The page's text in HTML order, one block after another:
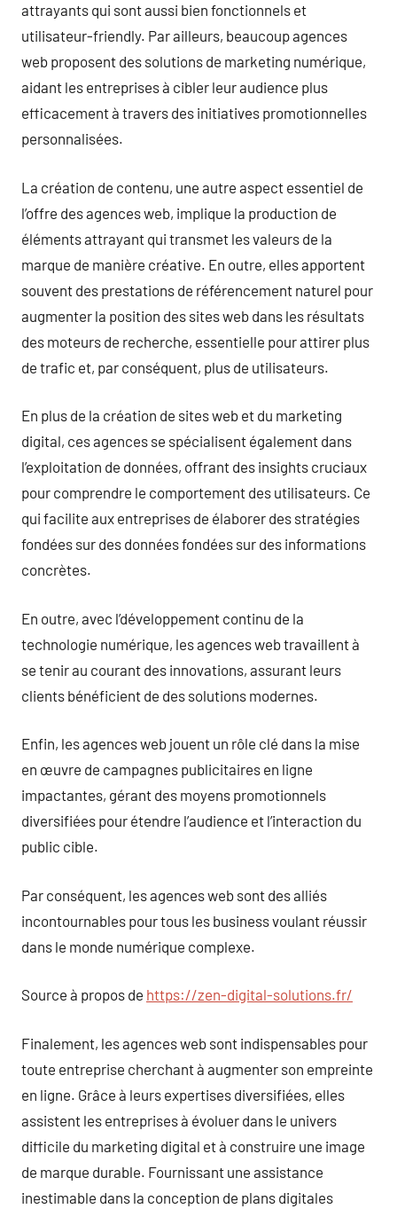
attrayants qui sont aussi bien fonctionnels et
utilisateur-friendly. Par ailleurs, beaucoup agences
web proposent des solutions de marketing numérique,
aidant les entreprises à cibler leur audience plus
efficacement à travers des initiatives promotionnelles
personnalisées.
La création de contenu, une autre aspect essentiel de
l’offre des agences web, implique la production de
éléments attrayant qui transmet les valeurs de la
marque de manière créative. En outre, elles apportent
souvent des prestations de référencement naturel pour
augmenter la position des sites web dans les résultats
des moteurs de recherche, essentielle pour attirer plus
de trafic et, par conséquent, plus de utilisateurs.
En plus de la création de sites web et du marketing
digital, ces agences se spécialisent également dans
l’exploitation de données, offrant des insights cruciaux
pour comprendre le comportement des utilisateurs. Ce
qui facilite aux entreprises de élaborer des stratégies
fondées sur des données fondées sur des informations
concrètes.
En outre, avec l’développement continu de la
technologie numérique, les agences web travaillent à
se tenir au courant des innovations, assurant leurs
clients bénéficient de des solutions modernes.
Enfin, les agences web jouent un rôle clé dans la mise
en œuvre de campagnes publicitaires en ligne
impactantes, gérant des moyens promotionnels
diversifiées pour étendre l’audience et l’interaction du
public cible.
Par conséquent, les agences web sont des alliés
incontournables pour tous les business voulant réussir
dans le monde numérique complexe.
Source à propos de https://zen-digital-solutions.fr/
Finalement, les agences web sont indispensables pour
toute entreprise cherchant à augmenter son empreinte
en ligne. Grâce à leurs expertises diversifiées, elles
assistent les entreprises à évoluer dans le univers
difficile du marketing digital et à construire une image
de marque durable. Fournissant une assistance
inestimable dans la conception de plans digitales